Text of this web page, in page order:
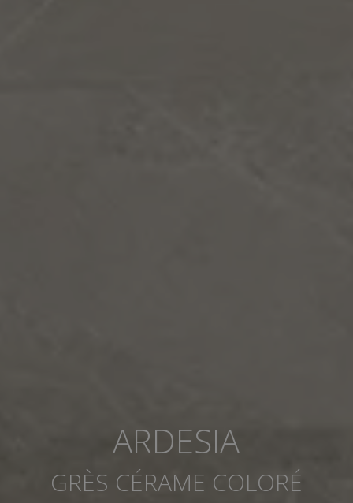
ARDESIA
GRÈS CÉRAME COLORÉ